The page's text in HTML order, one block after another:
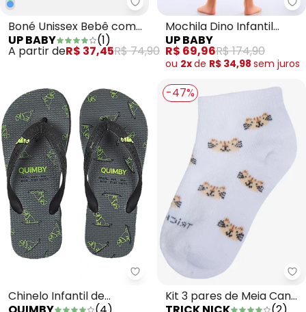
Up Baby - Boné Unissex Bebê
Boné Unissex Bebê com
Fps +50 Laranja
UP BABY (1)
A partir deR$ 37,45R$ 74,90
Mochila Dino Infantil
Masculina Verde
UP BABY
R$ 69,96R$ 174,90
ou 2xde R$ 34,98 sem juros
Quimby - Chinelo Infantil de
Chinelo Infantil de
-47%
Kit 3 pares de Meia Cano